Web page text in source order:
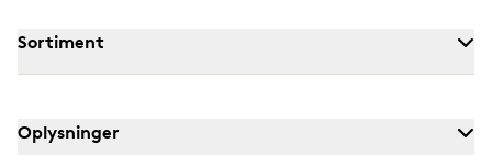
Sortiment
Oplysninger